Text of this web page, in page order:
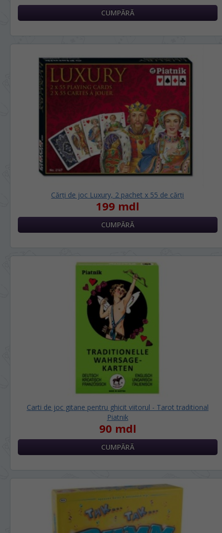
Cărți de joc Luxury, 2 pachet х 55 de cărți
199 mdl
Carti de joc gitane pentru ghicit viitorul - Tarot traditional
Piatnik
90 mdl